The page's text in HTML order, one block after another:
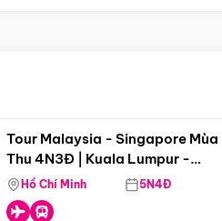
Tour Malaysia - Singapore Mùa
Thu 4N3Đ | Kuala Lumpur -
Malacca - Johor Baru -
Singapore
Hồ Chí Minh 5N4Đ